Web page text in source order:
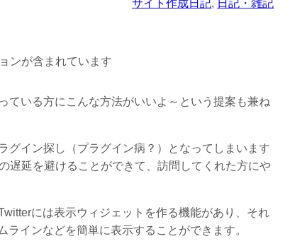
サイト作成日記, 日記・雑記
ンが含まれています
ている方にこんな方法がいいよ～という提案も兼ね
グイン探し（プラグイン病？）となってしまいます
遅延を避けることができて、訪問してくれた方にや
には表示ウィジェットを作る機能があり、それ
インなどを簡単に表示することができます。